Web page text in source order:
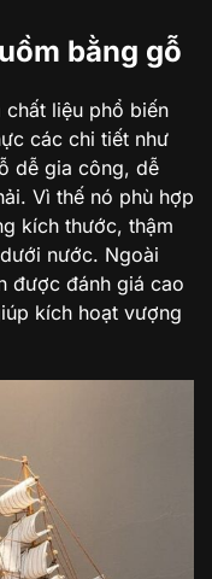
bằng gỗ
liệu phổ biến
các chi tiết như
dễ gia công, dễ
Vì thế nó phù hợp
kích thước, thậm
nước. Ngoài
được đánh giá cao
kích hoạt vượng